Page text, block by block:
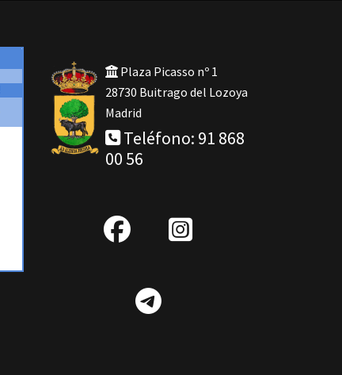
Plaza Picasso nº 1
28730 Buitrago del Lozoya
Madrid
Teléfono: 91 868
00 56
fab
facebook
IG
Telegram